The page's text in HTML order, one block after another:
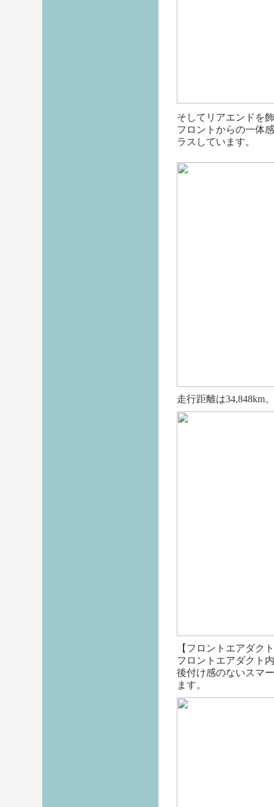
そしてリアエンドを
フロントからの一体
ラスしています。
走行距離は34,848km
【フロントエアダク
フロントエアダクト
後付け感のないスマ
ます。